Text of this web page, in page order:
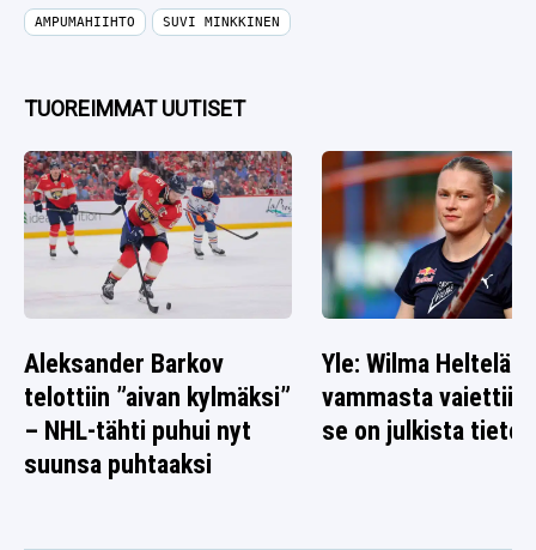
AMPUMAHIIHTO SUVI MINKKINEN
TUOREIMMAT UUTISET
Aleksander Barkov
telottiin ”aivan kylmäksi”
– NHL-tähti puhui nyt
suunsa puhtaaksi
Yle: Wilma Heltelän
vammasta vaiettiin
se on julkista tietoa